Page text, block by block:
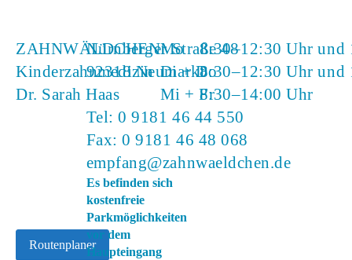
ZAHNWÄLDCHEN
Kinderzahnmedizin
Dr. Sarah Haas
Routenplaner
Nürnberger Straße 48
92318 Neumarkt
Tel:0 9181 46 44 550
Fax: 0 9181 46 48 068
empfang@zahnwaeldchen.de
Es befinden sich
kostenfreie
Parkmöglichkeiten
vor dem
Haupteingang
Mo
Di + Do
Mi + Fr
8:30–12:30 Uhr und
8:30–12:30 Uhr und
8:30–14:00 Uhr